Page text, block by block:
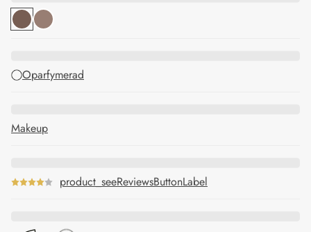
Oparfymerad
Makeup
product_seeReviewsButtonLabel